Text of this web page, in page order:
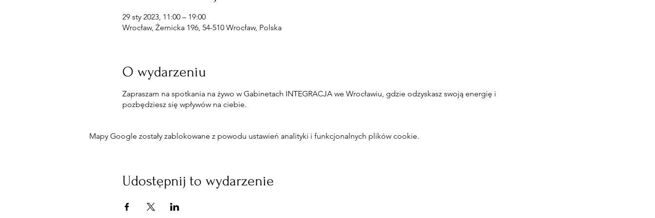
29 sty 2023, 11:00 – 19:00
Wrocław, Żernicka 196, 54-510 Wrocław, Polska
O wydarzeniu
Zapraszam na spotkania na żywo w Gabinetach INTEGRACJA we Wrocławiu, gdzie odzyskasz swoją energię i
pozbędziesz się wpływów na ciebie.
Mapy Google zostały zablokowane z powodu ustawień analityki i funkcjonalnych plików cookie.
Udostępnij to wydarzenie